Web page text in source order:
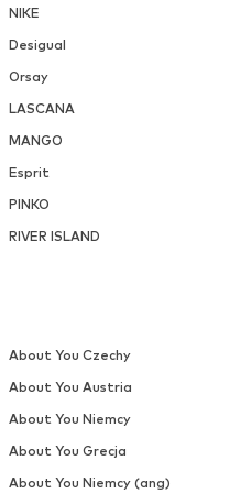
NIKE
Desigual
Orsay
LASCANA
MANGO
Esprit
PINKO
RIVER ISLAND
About You Czechy
About You Austria
About You Niemcy
About You Grecja
About You Niemcy (ang)